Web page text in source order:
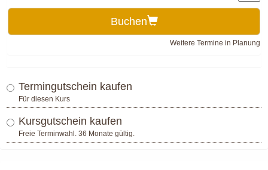
Buchen
Weitere Termine in Planung
Termingutschein kaufen
Für diesen Kurs
Kursgutschein kaufen
Freie Terminwahl. 36 Monate gültig.